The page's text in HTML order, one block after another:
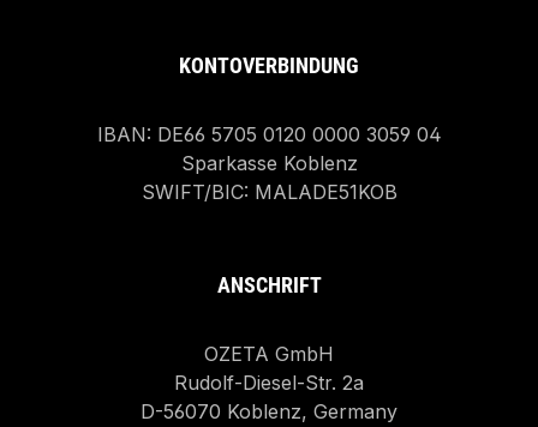
KONTOVERBINDUNG
IBAN: DE66 5705 0120 0000 3059 04
Sparkasse Koblenz
SWIFT/BIC: MALADE51KOB
ANSCHRIFT
OZETA GmbH
Rudolf-Diesel-Str. 2a
D-56070 Koblenz, Germany